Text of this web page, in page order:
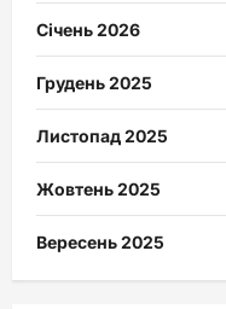
Січень 2026
Грудень 2025
Листопад 2025
Жовтень 2025
Вересень 2025